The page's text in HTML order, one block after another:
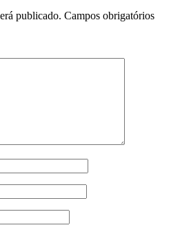
publicado. Campos obrigatórios